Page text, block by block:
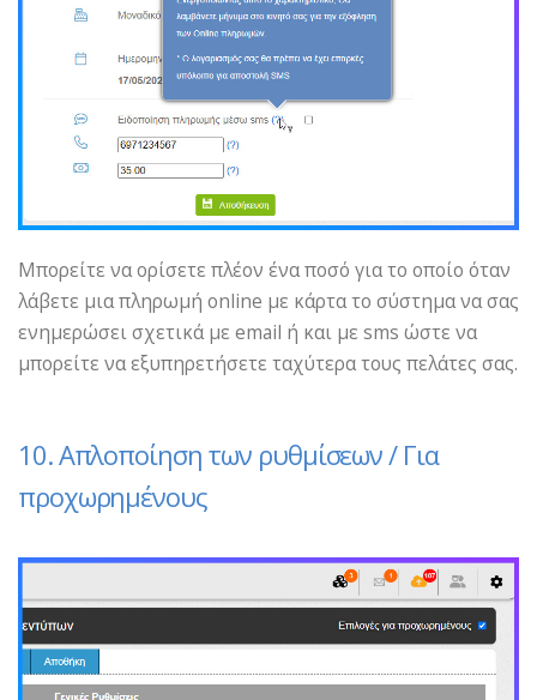
Μπορείτε να ορίσετε πλέον ένα ποσό για το οποίο όταν
λάβετε μια πληρωμή online με κάρτα το σύστημα να σας
ενημερώσει σχετικά με email ή και με sms ώστε να
μπορείτε να εξυπηρετήσετε ταχύτερα τους πελάτες σας.
10. Απλοποίηση των ρυθμίσεων / Για
προχωρημένους